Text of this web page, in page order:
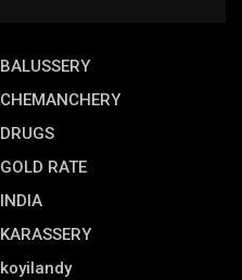
BALUSSERY
CHEMANCHERY
DRUGS
GOLD RATE
INDIA
KARASSERY
koyilandy